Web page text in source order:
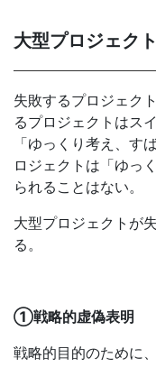
大型プロジェク
失敗するプロジェク
るプロジェクトはス
「ゆっくり考え、す
ロジェクトは「ゆっ
られることはない。
大型プロジェクトが
る。
①戦略的虚偽表明
戦略的目的のために